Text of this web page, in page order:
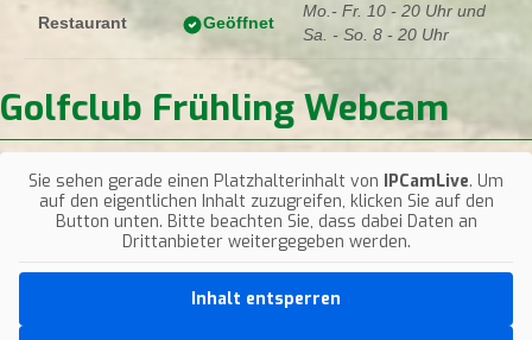
Restaurant Geöffnet
Mo.- Fr. 10 - 20 Uhr und
Sa. - So. 8 - 20 Uhr
Golfclub Frühling Webcam
Sie sehen gerade einen Platzhalterinhalt von IPCamLive. Um
auf den eigentlichen Inhalt zuzugreifen, klicken Sie auf den
Button unten. Bitte beachten Sie, dass dabei Daten an
Drittanbieter weitergegeben werden.
Inhalt entsperren